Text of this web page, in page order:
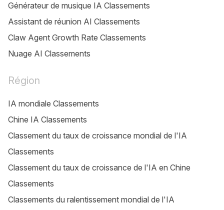
Générateur de musique IA Classements
Assistant de réunion AI Classements
Claw Agent Growth Rate Classements
Nuage AI Classements
Région
IA mondiale Classements
Chine IA Classements
Classement du taux de croissance mondial de l'IA
Classements
Classement du taux de croissance de l'IA en Chine
Classements
Classements du ralentissement mondial de l'IA